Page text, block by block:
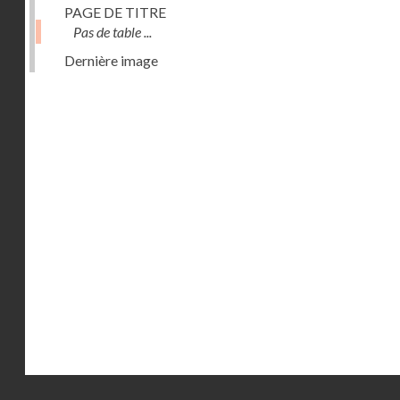
PAGE DE TITRE
Pas de table ...
Dernière image